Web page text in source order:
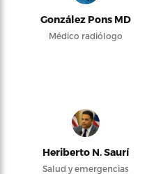
González Pons MD
Médico radiólogo
Heriberto N. Saurí
Salud y emergencias